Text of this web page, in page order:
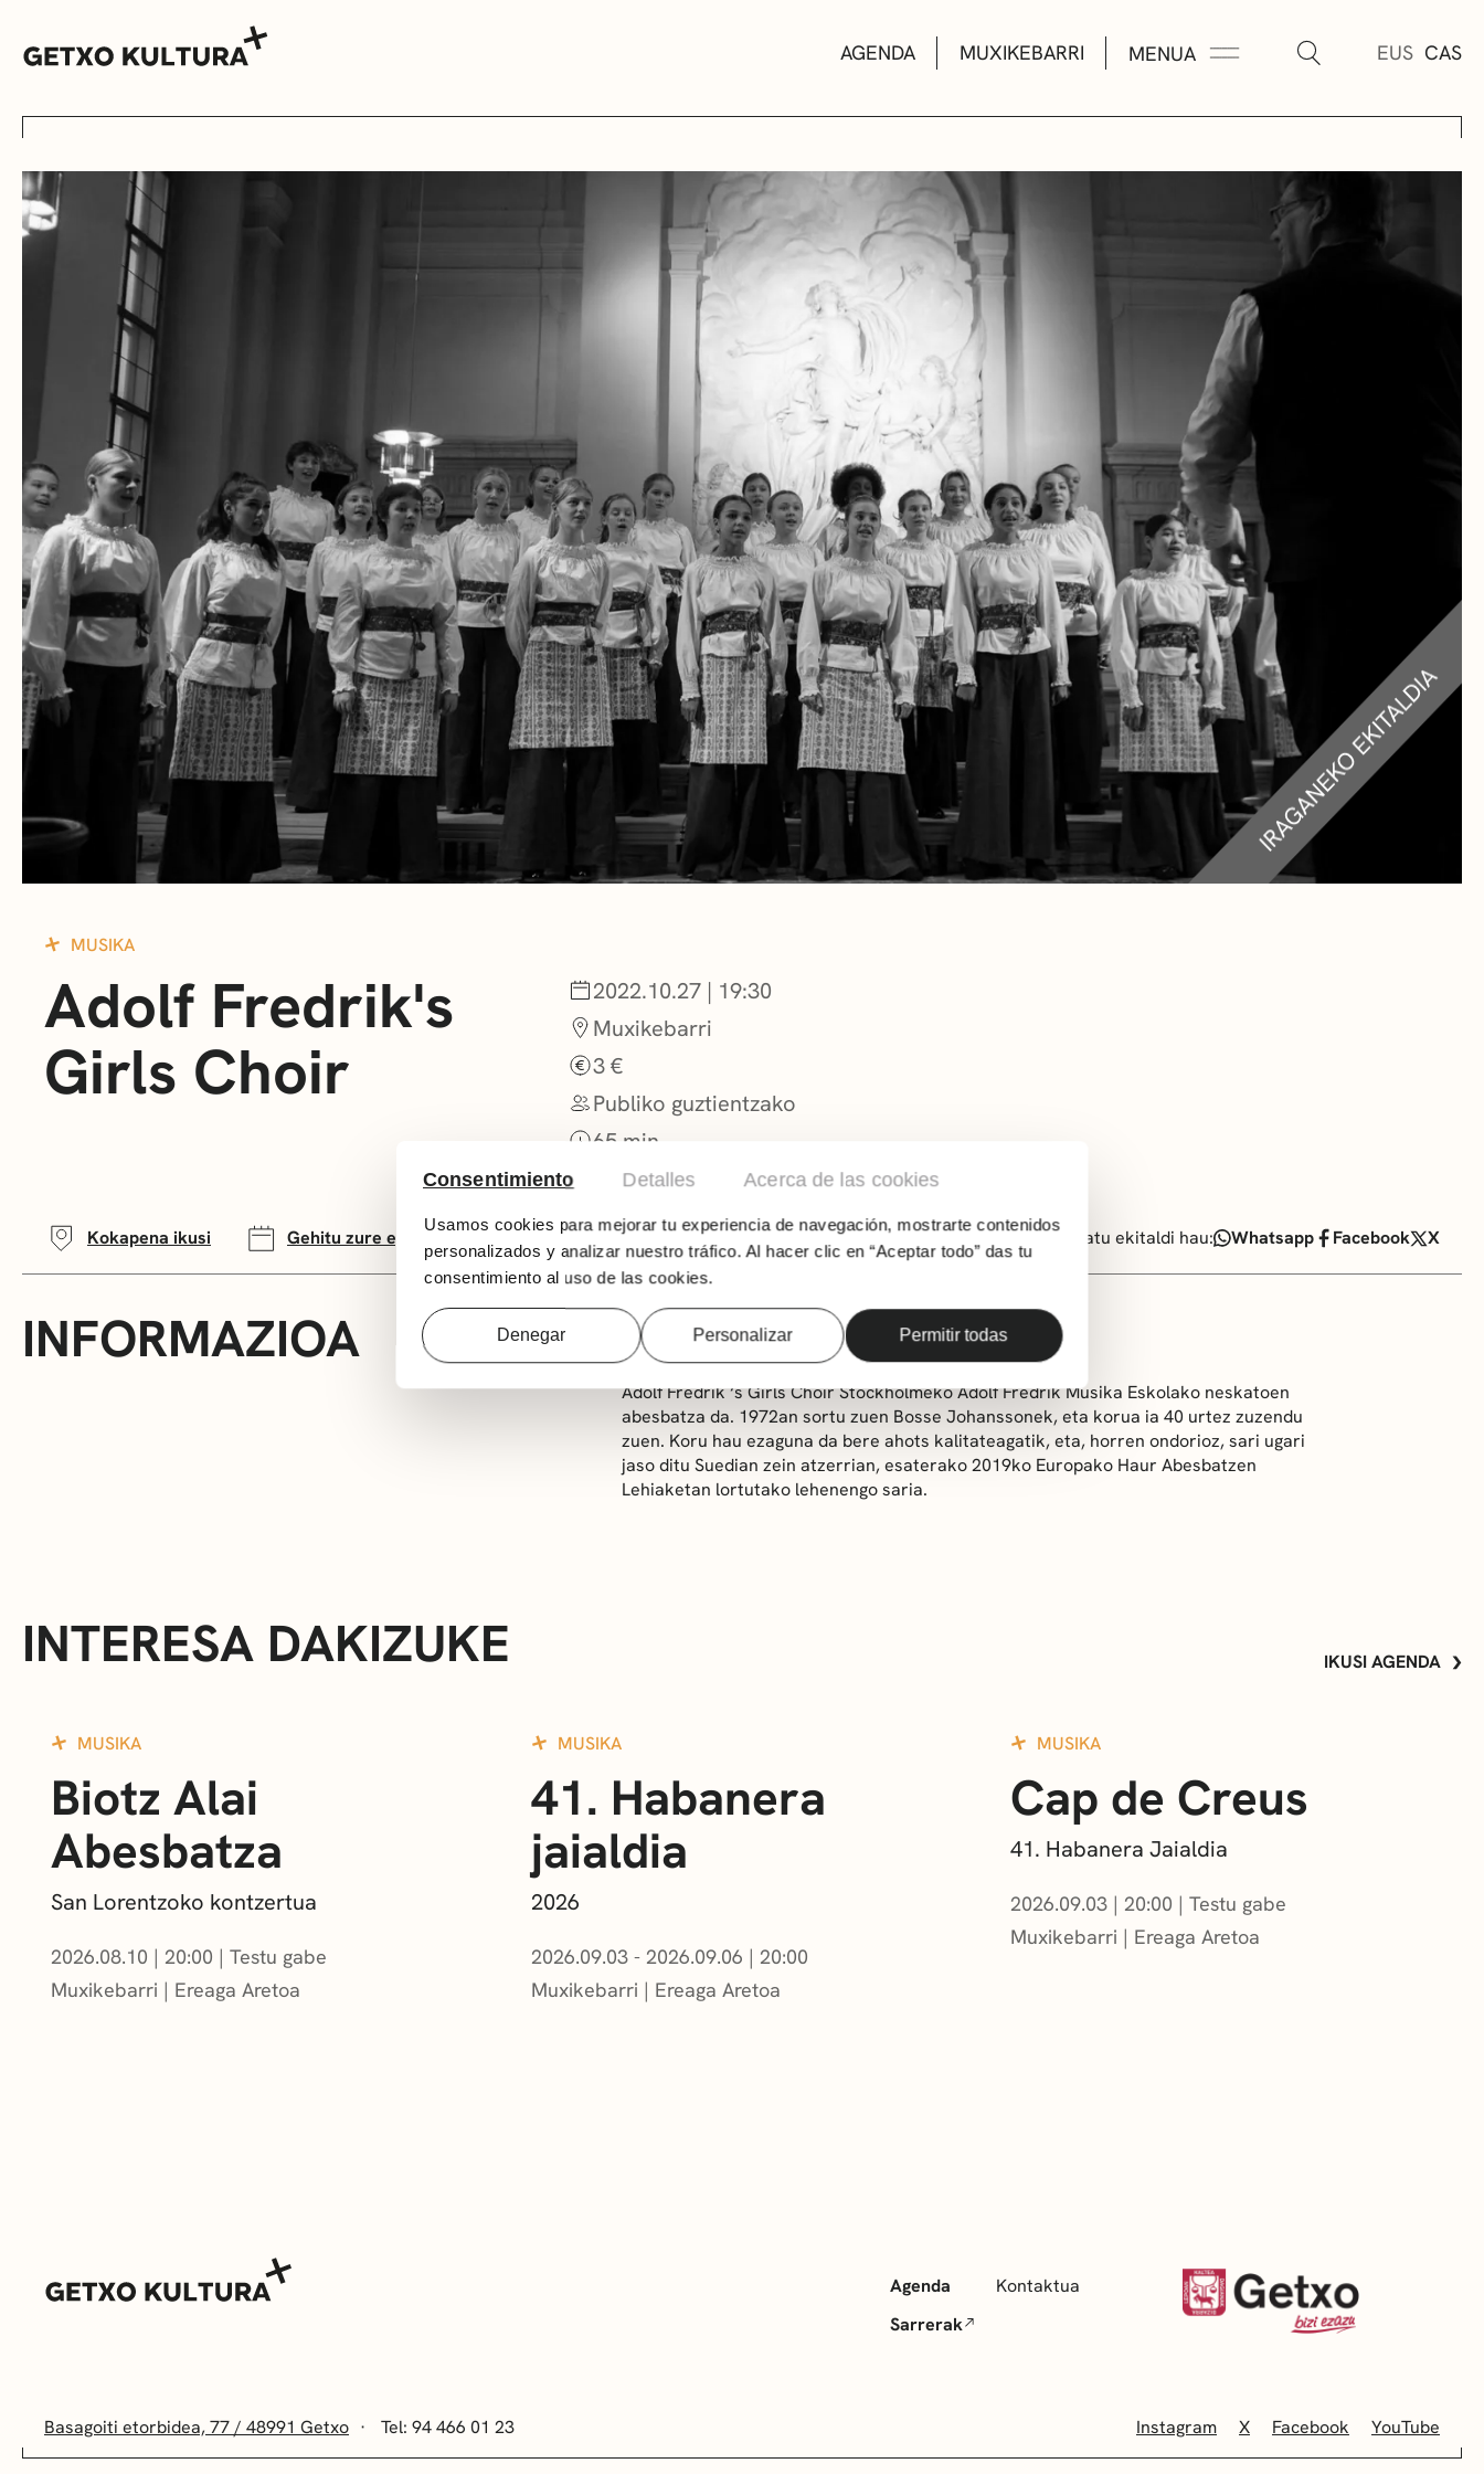
Consentimiento Detalles Acerca de las cookies
Usamos cookies para mejorar tu experiencia de navegación, mostrarte contenidos
personalizados y analizar nuestro tráfico. Al hacer clic en “Aceptar todo” das tu
consentimiento al uso de las cookies.
Denegar Personalizar Permitir todas
AGENDA MUXIKEBARRI MENUA EUS CAS
AGENDA
MUXIKEBARRI
KONTAKTUA
SARRERAK
KULTUR ETXEAK
LIBURUTEGIAK
MUSIKA ESKOLA
DEIALDIAK
BERRIAK
GETXO KULTURA
KULTUR ELKARTEAK
MUSIKA
Adolf Fredrik's
Girls Choir
2022.10.27 | 19:30
Muxikebarri
3 €
Publiko guztientzako
65 min.
Kokapena ikusi Gehitu zure egutegira Partekatu ekitaldi hau: Whatsapp Facebook X
INFORMAZIOA
Adolf Fredrik ‘s Girls Choir Stockholmeko Adolf Fredrik Musika Eskolako neskatoen
abesbatza da. 1972an sortu zuen Bosse Johanssonek, eta korua ia 40 urtez zuzendu
zuen. Koru hau ezaguna da bere ahots kalitateagatik, eta, horren ondorioz, sari ugari
jaso ditu Suedian zein atzerrian, esaterako 2019ko Europako Haur Abesbatzen
Lehiaketan lortutako lehenengo saria.
INTERESA DAKIZUKE IKUSI AGENDA
MUSIKA
Biotz Alai
Abesbatza
San Lorentzoko kontzertua
2026.08.10 | 20:00
Testu gabe
Muxikebarri | Ereaga Aretoa
MUSIKA
41. Habanera
jaialdia
2026
2026.09.03 - 2026.09.06 | 20:00
Muxikebarri | Ereaga Aretoa
MUSIKA
Cap de Creus
41. Habanera Jaialdia
2026.09.03 | 20:00
Testu gabe
Muxikebarri | Ereaga Aretoa
Agenda
Sarrerak
Kontaktua
Basagoiti etorbidea, 77 / 48991 Getxo Tel: 94 466 01 23 Instagram X Facebook YouTube